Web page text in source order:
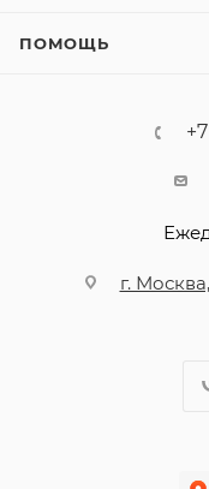
ПОМОЩЬ
г.